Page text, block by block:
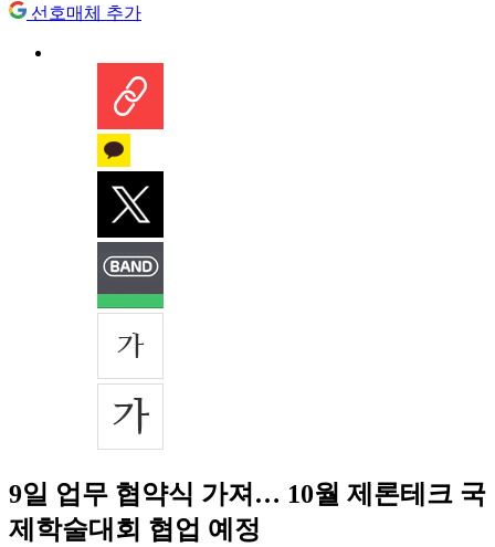
선호매체 추가
9일 업무 협약식 가져… 10월 제론테크 국
제학술대회 협업 예정